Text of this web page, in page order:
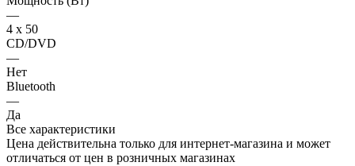
—
4 х 50
CD/DVD
—
Нет
Bluetooth
—
Да
Все характеристики
Цена действительна только для интернет-магазина и может
отличаться от цен в розничных магазинах